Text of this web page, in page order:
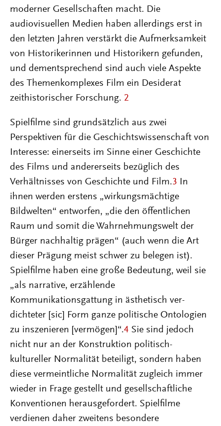
moderner Gesellschaften macht. Die
audiovisuellen Medien haben allerdings erst in
den letzten Jahren verstärkt die Aufmerksamkeit
von Historikerinnen und Historikern gefunden,
und dementsprechend sind auch viele Aspekte
des Themenkomplexes Film ein Desiderat
zeithistorischer Forschung. 2
Spielfilme sind grundsätzlich aus zwei
Perspektiven für die Geschichtswissenschaft von
Interesse: einerseits im Sinne einer Geschichte
des Films und andererseits bezüglich des
Verhältnisses von Geschichte und Film.3 In
ihnen werden erstens „wirkungsmächtige
Bildwelten“ entworfen, „die den öffentlichen
Raum und somit die Wahrnehmungswelt der
Bürger nachhaltig prägen“ (auch wenn die Art
dieser Prägung meist schwer zu belegen ist).
Spielfilme haben eine große Bedeutung, weil sie
„als narrative, erzählende
Kommunikationsgattung in ästhetisch ver-
dichteter [sic] Form ganze politische Ontologien
zu inszenieren [vermögen]“.4 Sie sind jedoch
nicht nur an der Konstruktion politisch-
kultureller Normalität beteiligt, sondern haben
diese vermeintliche Normalität zugleich immer
wieder in Frage gestellt und gesellschaftliche
Konventionen herausgefordert. Spielfilme
verdienen daher zweitens besondere